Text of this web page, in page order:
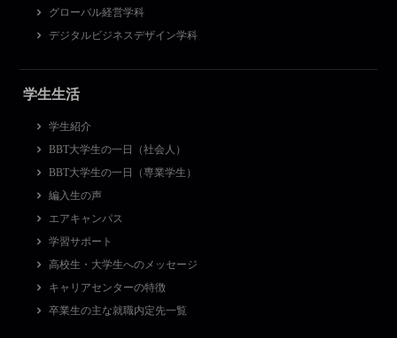
グローバル経営学科
デジタルビジネスデザイン学科
学生生活
学生紹介
BBT大学生の一日（社会人）
BBT大学生の一日（専業学生）
編入生の声
エアキャンパス
学習サポート
高校生・大学生へのメッセージ
キャリアセンターの特徴
卒業生の主な就職内定先一覧